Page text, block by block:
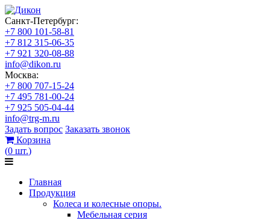
Санкт-Петербург:
+7 800 101-58-81
+7 812 315-06-35
+7 921 320-08-88
info@dikon.ru
Москва:
+7 800 707-15-24
+7 495 781-00-24
+7 925 505-04-44
info@trg-m.ru
Задать вопрос Заказать звонок
Корзина
(0 шт.)
Главная
Продукция
Колеса и колесные опоры.
Мебельная серия